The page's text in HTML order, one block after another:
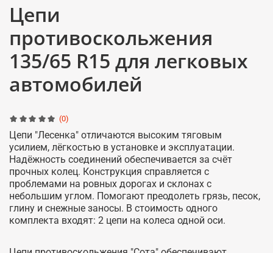
(0)
Цепи
противоскольжения
135/65 R15 для легковых
автомобилей
Цепи "Лесенка" отличаются высоким тяговым
усилием, лёгкостью в установке и эксплуатации.
Надёжность соединений обеспечивается за счёт
прочных колец. Конструкция справляется с
проблемами на ровных дорогах и склонах с
небольшим углом. Помогают преодолеть грязь, песок,
глину и снежные заносы. В стоимость одного
комплекта входят: 2 цепи на колеса одной оси.